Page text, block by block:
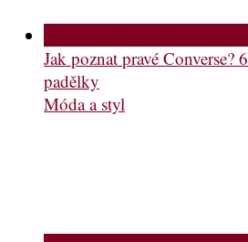
Jak poznat pravé Converse?
padělky
Móda a styl